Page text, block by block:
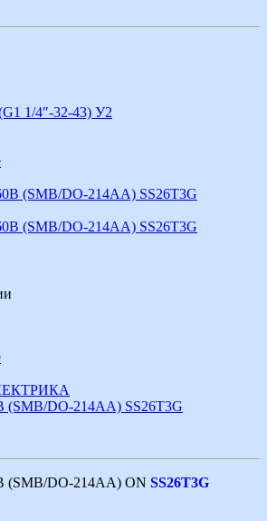
1/4″-32-43) У2
DO-214AA) SS26T3G
DO-214AA) ON SS26T3G